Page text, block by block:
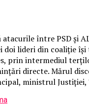
între PSD și
doi lideri din coaliție
prin intermediul
directe. Mărul
ministrul Justiției,